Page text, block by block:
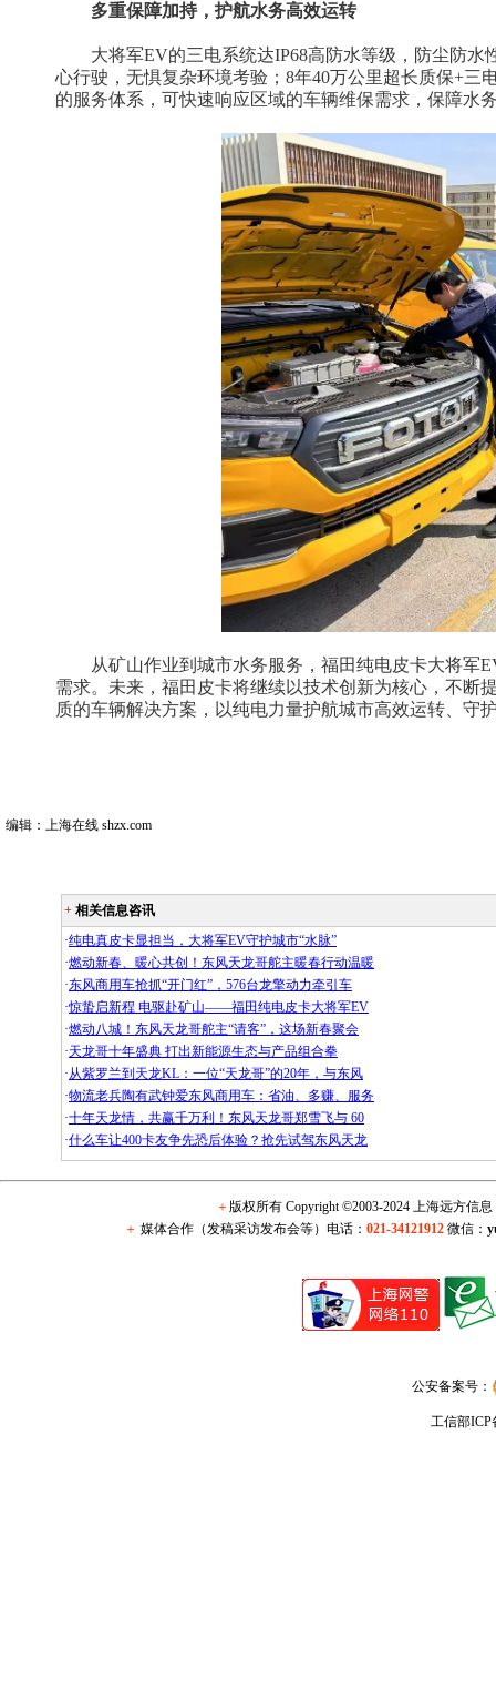
多重保障加持，护航水务高效运转
大将军EV的三电系统达IP68高防水等级，防尘防
心行驶，无惧复杂环境考验；8年40万公里超长质保+
的服务体系，可快速响应区域的车辆维保需求，保障水
从矿山作业到城市水务服务，福田纯电皮卡大将军
需求。未来，福田皮卡将继续以技术创新为核心，不断
质的车辆解决方案，以纯电力量护航城市高效运转、守
编辑：上海在线 shzx.com
+ 相关信息咨讯
·纯电真皮卡显担当，大将军EV守护城市“水脉”
·燃动新春、暖心共创！东风天龙哥舵主暖春行动温暖
·东风商用车抢抓“开门红”，576台龙擎动力牵引车
·惊蛰启新程 电驱赴矿山——福田纯电皮卡大将军EV
·燃动八城！东风天龙哥舵主“请客”，这场新春聚会
·天龙哥十年盛典 打出新能源生态与产品组合拳
·从紫罗兰到天龙KL：一位“天龙哥”的20年，与东风
·物流老兵陶有武钟爱东风商用车：省油、多赚、服务
·十年天龙情，共赢千万利！东风天龙哥郑雪飞与 60
·什么车让400卡友争先恐后体验？抢先试驾东风天龙
＋版权所有 Copyright ©2003-2024 上海远方信
＋ 媒体合作（发稿采访发布会等）电话：021-34121912 微信：
公安备案号：
工信部ICP